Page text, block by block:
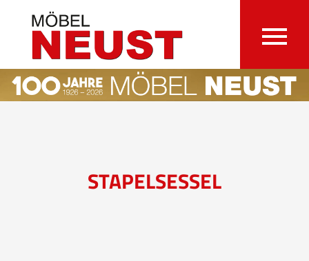
STAPELSESSEL